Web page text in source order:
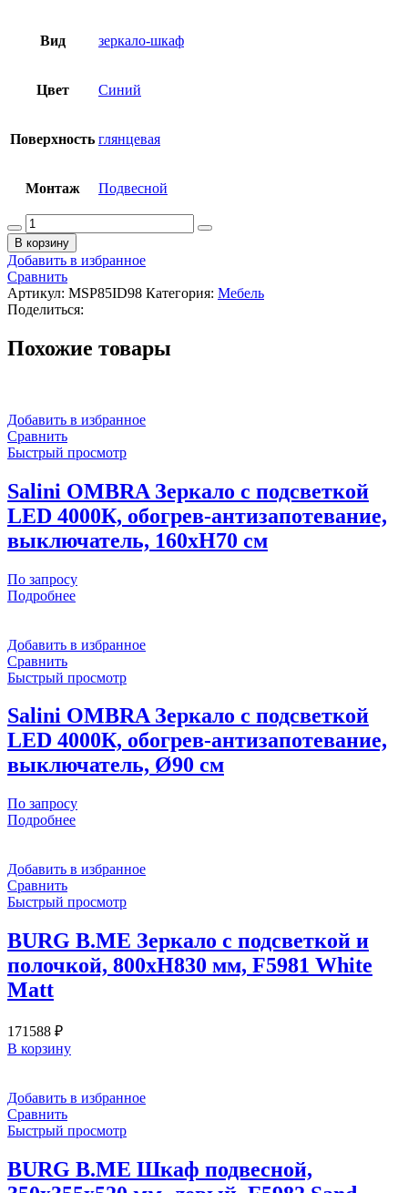
Вид зеркало-шкаф
Цвет Синий
Поверхность глянцевая
Монтаж Подвесной
Количество
товара
ALICE
IDILLA
Зеркальный
шкафчик,
54,5x85xh9,5
98
В корзину
Добавить в избранное
Сравнить
Артикул: MSP85ID98 Категория: Мебель
Поделиться:
Похожие товары
Добавить в избранное
Сравнить
Быстрый просмотр
Salini OMBRA Зеркало с подсветкой
LED 4000К, обогрев-антизапотевание,
выключатель, 160хH70 см
По запросу
Подробнее
Добавить в избранное
Сравнить
Быстрый просмотр
Salini OMBRA Зеркало с подсветкой
LED 4000К, обогрев-антизапотевание,
выключатель, Ø90 см
По запросу
Подробнее
Добавить в избранное
Сравнить
Быстрый просмотр
BURG B.ME Зеркало с подсветкой и
полочкой, 800хН830 мм, F5981 White
Matt
171588 ₽
В корзину
Добавить в избранное
Сравнить
Быстрый просмотр
BURG B.ME Шкаф подвесной,